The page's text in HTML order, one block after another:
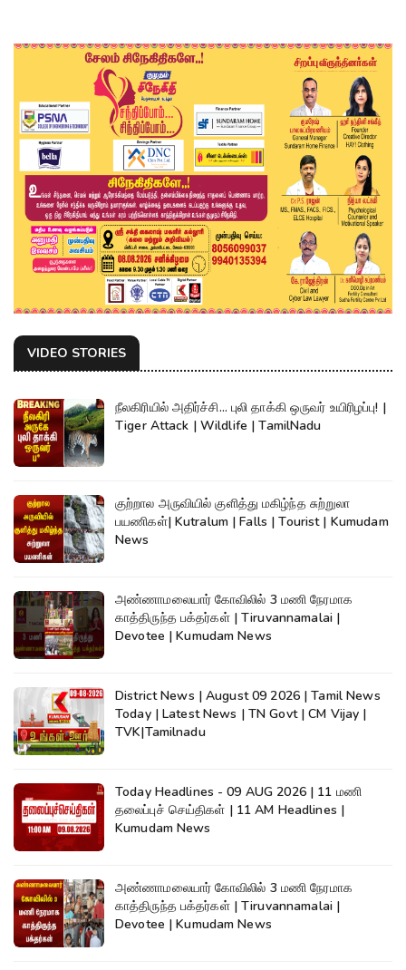
VIDEO STORIES
நீலகிரியில் அதிர்ச்சி... புலி தாக்கி ஒருவர் உயிரிழப்பு! |
Tiger Attack | Wildlife | TamilNadu
குற்றால அருவியில் குளித்து மகிழ்ந்த சுற்றுலா
பயணிகள்| Kutralum | Falls | Tourist | Kumudam
News
அண்ணாமலையார் கோவிலில் 3 மணி நேரமாக
காத்திருந்த பக்தர்கள் | Tiruvannamalai |
Devotee | Kumudam News
District News | August 09 2026 | Tamil News
Today | Latest News | TN Govt | CM Vijay |
TVK|Tamilnadu
Today Headlines - 09 AUG 2026 | 11 மணி
தலைப்புச் செய்திகள் | 11 AM Headlines |
Kumudam News
அண்ணாமலையார் கோவிலில் 3 மணி நேரமாக
காத்திருந்த பக்தர்கள் | Tiruvannamalai |
Devotee | Kumudam News